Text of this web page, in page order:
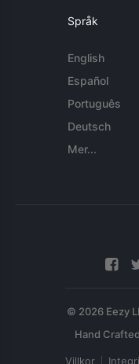
Språk
English
Español
Português
Deutsch
Mer...
© 2026 Eezy
Villkor